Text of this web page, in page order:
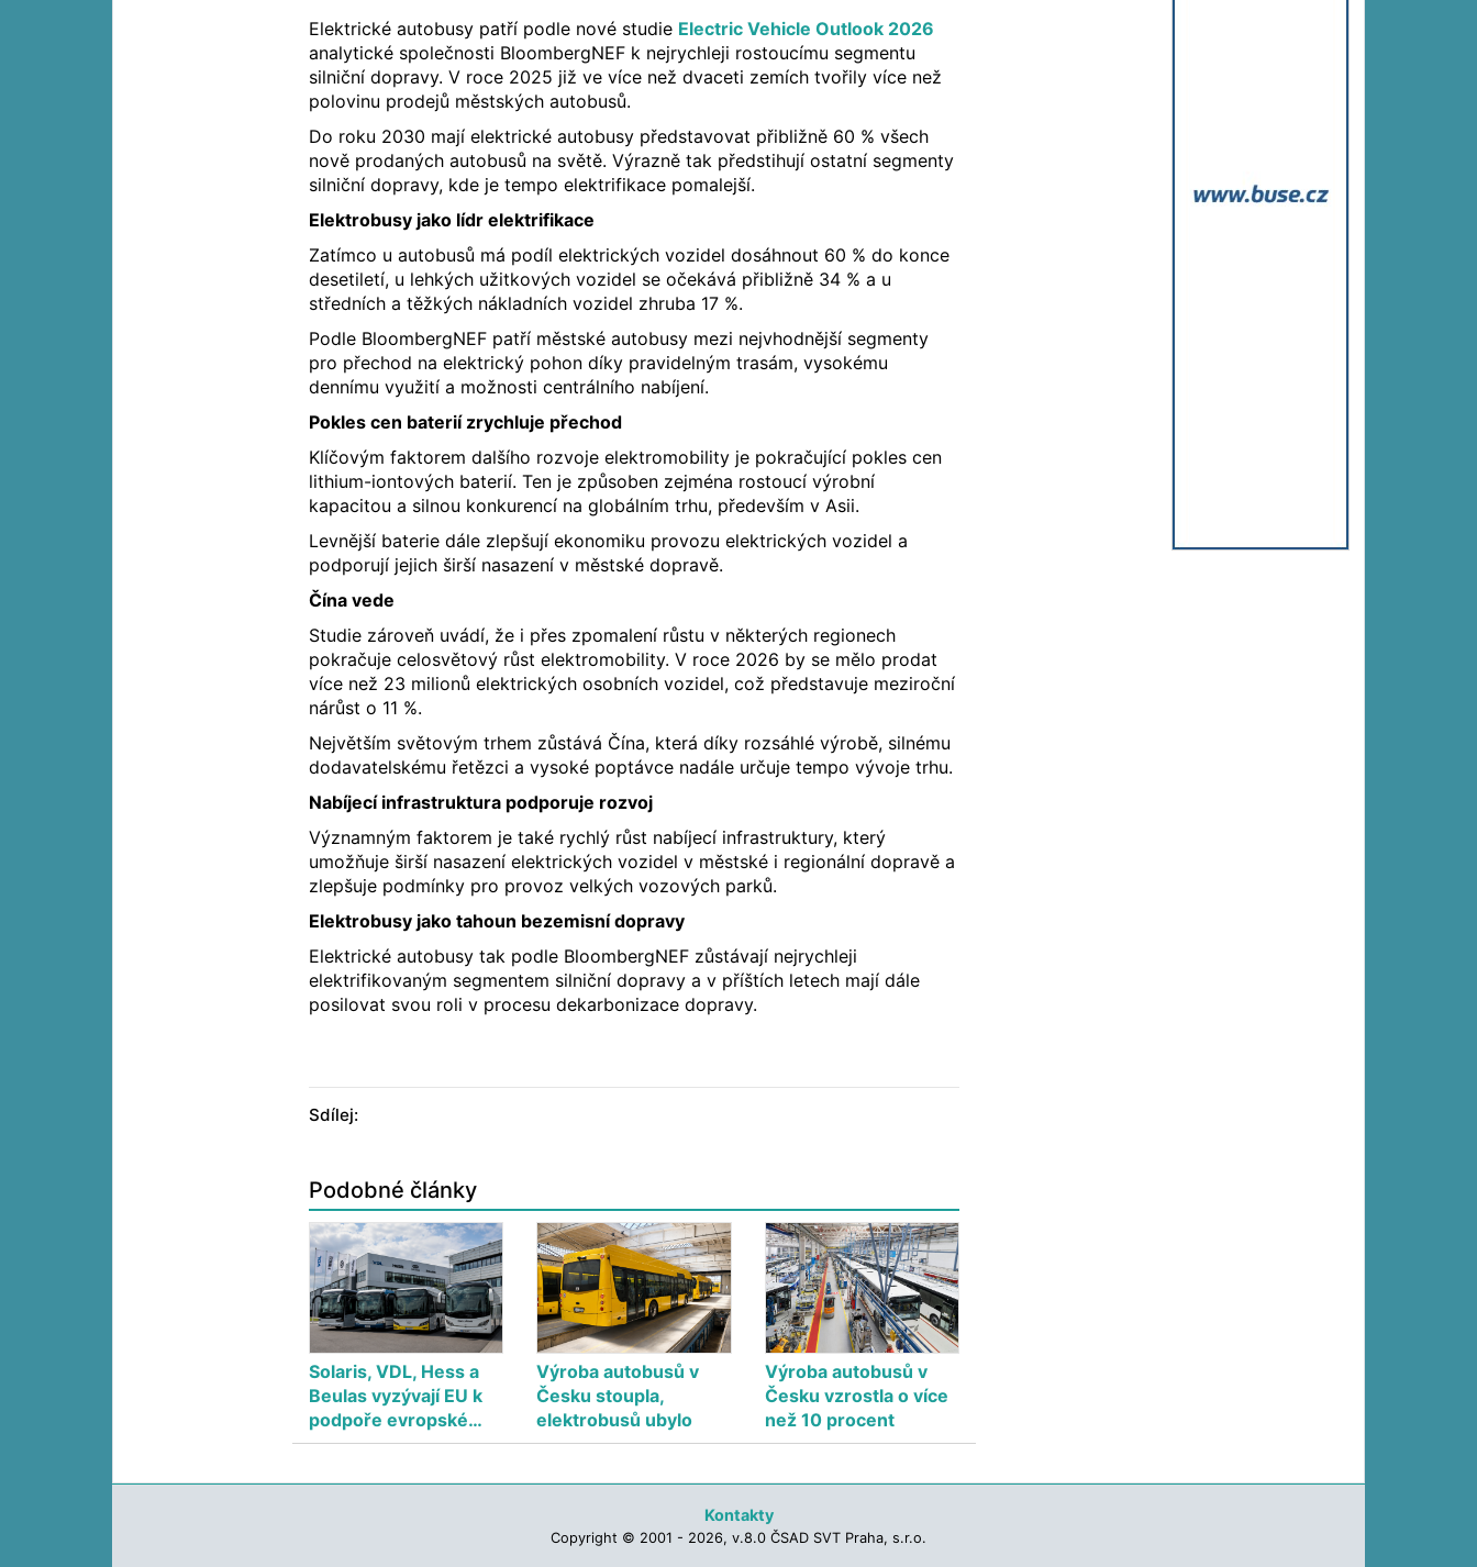
Elektrické autobusy patří podle nové studie Electric Vehicle Outlook 2026
analytické společnosti BloombergNEF k nejrychleji rostoucímu segmentu
silniční dopravy. V roce 2025 již ve více než dvaceti zemích tvořily více než
polovinu prodejů městských autobusů.
Do roku 2030 mají elektrické autobusy představovat přibližně 60 % všech
nově prodaných autobusů na světě. Výrazně tak předstihují ostatní segmenty
silniční dopravy, kde je tempo elektrifikace pomalejší.
Elektrobusy jako lídr elektrifikace
Zatímco u autobusů má podíl elektrických vozidel dosáhnout 60 % do konce
desetiletí, u lehkých užitkových vozidel se očekává přibližně 34 % a u
středních a těžkých nákladních vozidel zhruba 17 %.
Podle BloombergNEF patří městské autobusy mezi nejvhodnější segmenty
pro přechod na elektrický pohon díky pravidelným trasám, vysokému
dennímu využití a možnosti centrálního nabíjení.
Pokles cen baterií zrychluje přechod
Klíčovým faktorem dalšího rozvoje elektromobility je pokračující pokles cen
lithium-iontových baterií. Ten je způsoben zejména rostoucí výrobní
kapacitou a silnou konkurencí na globálním trhu, především v Asii.
Levnější baterie dále zlepšují ekonomiku provozu elektrických vozidel a
podporují jejich širší nasazení v městské dopravě.
Čína vede
Studie zároveň uvádí, že i přes zpomalení růstu v některých regionech
pokračuje celosvětový růst elektromobility. V roce 2026 by se mělo prodat
více než 23 milionů elektrických osobních vozidel, což představuje meziroční
nárůst o 11 %.
Největším světovým trhem zůstává Čína, která díky rozsáhlé výrobě, silnému
dodavatelskému řetězci a vysoké poptávce nadále určuje tempo vývoje trhu.
Nabíjecí infrastruktura podporuje rozvoj
Významným faktorem je také rychlý růst nabíjecí infrastruktury, který
umožňuje širší nasazení elektrických vozidel v městské i regionální dopravě a
zlepšuje podmínky pro provoz velkých vozových parků.
Elektrobusy jako tahoun bezemisní dopravy
Elektrické autobusy tak podle BloombergNEF zůstávají nejrychleji
elektrifikovaným segmentem silniční dopravy a v příštích letech mají dále
posilovat svou roli v procesu dekarbonizace dopravy.
Sdílej:
Podobné články
Solaris, VDL, Hess a
Beulas vyzývají EU k
podpoře evropské…
Výroba autobusů v
Česku stoupla,
elektrobusů ubylo
Výroba autobusů v
Česku vzrostla o více
než 10 procent
Kontakty
Copyright © 2001 - 2026, v.8.0 ČSAD SVT Praha, s.r.o.